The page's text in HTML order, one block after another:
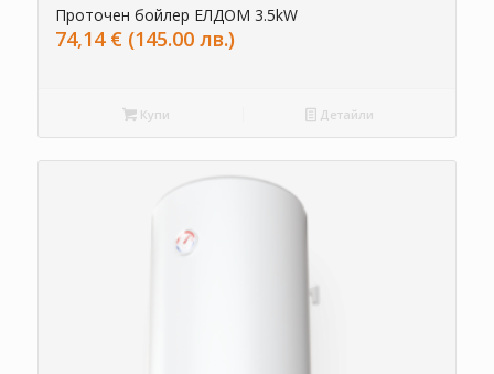
Проточен бойлер ЕЛДОМ 3.5kW
74,14 € (145.00 лв.)
Купи Детайли